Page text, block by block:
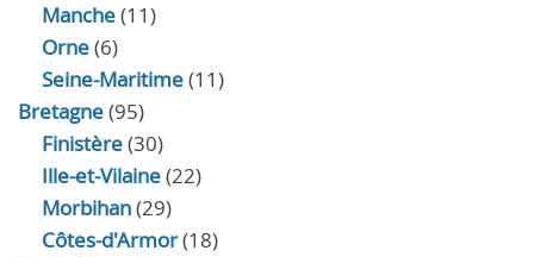
Manche(11)
Orne(6)
Seine-Maritime(11)
Bretagne(95)
Finistère(30)
Ille-et-Vilaine(22)
Morbihan(29)
Côtes-d'Armor(18)